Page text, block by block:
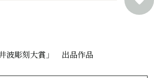
波彫刻大賞」 出品作品